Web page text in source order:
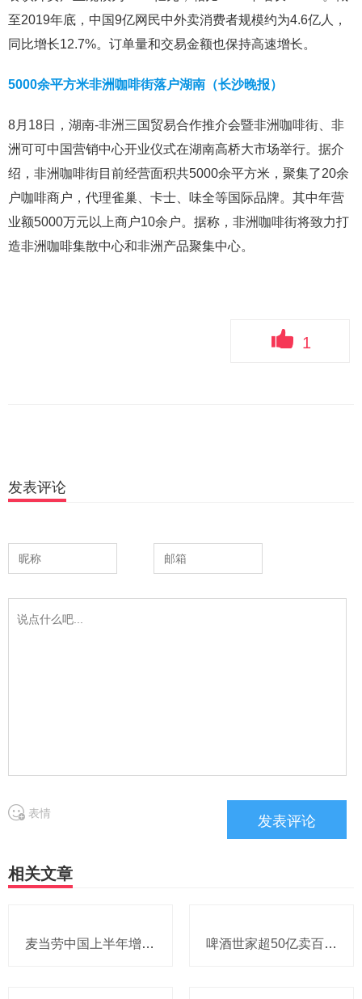
至2019年底，中国9亿网民中外卖消费者规模约为4.6亿人，
同比增长12.7%。订单量和交易金额也保持高速增长。
5000余平方米非洲咖啡街落户湖南（长沙晚报）
8月18日，湖南-非洲三国贸易合作推介会暨非洲咖啡街、非
洲可可中国营销中心开业仪式在湖南高桥大市场举行。据介
绍，非洲咖啡街目前经营面积共5000余平方米，聚集了20余
户咖啡商户，代理雀巢、卡士、味全等国际品牌。其中年营
业额5000万元以上商户10余户。据称，非洲咖啡街将致力打
造非洲咖啡集散中心和非洲产品聚集中心。
1
发表评论
表情
相关文章
麦当劳中国上半年增至8114家，达能CEO称现阶段更具进攻性，“小酒馆”海伦司盈警，现代牧业完成收购中国圣牧股权，茶颜悦色合肥首店开业 啤酒世家超50亿卖百威集团股份，宗庆后之子任新公司董事长，FIVE GUYS明年重点加密北京，三只松鼠华南总部入驻佛山，达能完成阿根廷合资